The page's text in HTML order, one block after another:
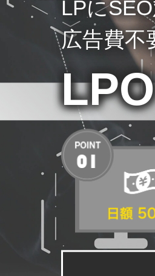
LPに
広告費不